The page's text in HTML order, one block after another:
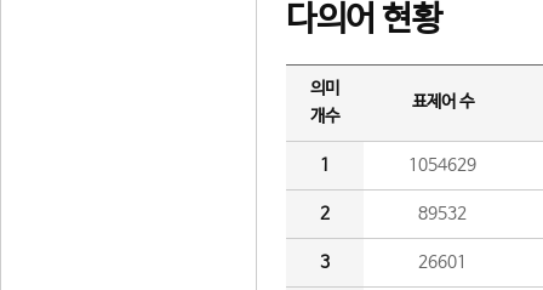
다의어 현황
의미
개수
표제어 수
1 1054629
2 89532
3 26601